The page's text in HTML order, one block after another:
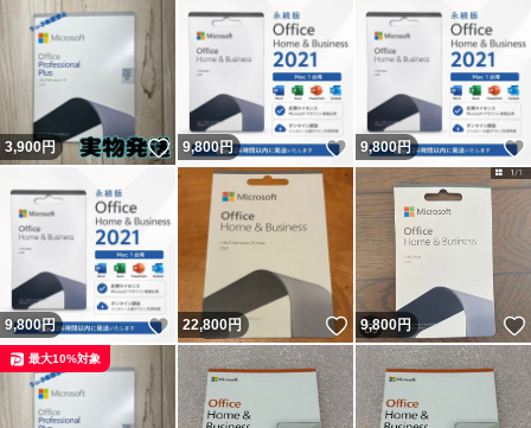
3,900円 いいね！
9,800円 いいね！
9,800円
9,800円 いいね！
22,800円 いいね！
9,800円
最大10%対象